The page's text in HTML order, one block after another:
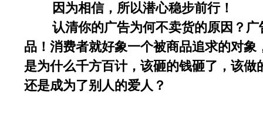
因为相信，所以潜心稳步前行！
认清你的广告为何不卖货的原因？广
品！消费者就好象一个被商品追求的对
是为什么千方百计，该砸的钱砸了，该
还是成为了别人的爱人？